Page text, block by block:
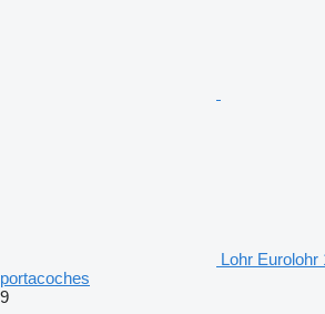
Lohr Eurolohr
portacoches
9